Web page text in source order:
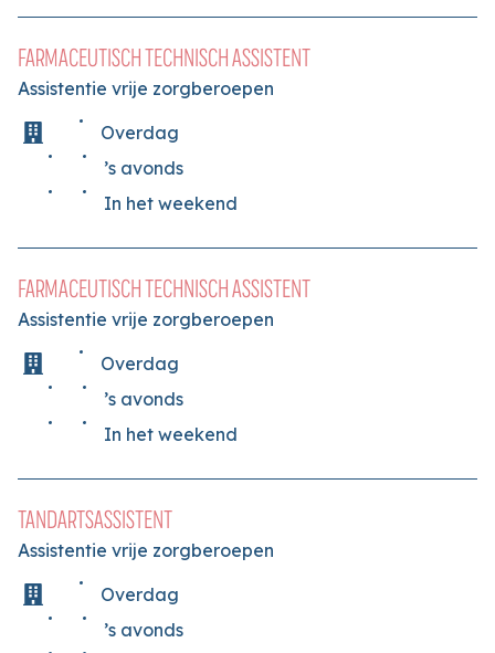
FARMACEUTISCH TECHNISCH ASSISTENT
Assistentie vrije zorgberoepen
Overdag
’s avonds
In het weekend
FARMACEUTISCH TECHNISCH ASSISTENT
Assistentie vrije zorgberoepen
Overdag
’s avonds
In het weekend
TANDARTSASSISTENT
Assistentie vrije zorgberoepen
Overdag
’s avonds